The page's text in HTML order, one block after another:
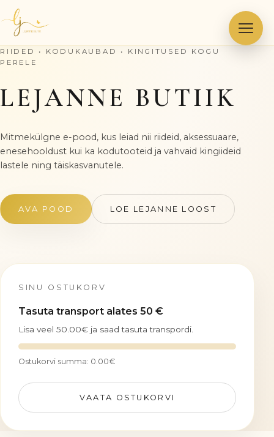
Skip
to
content
RIIDED • KODUKAUBAD • KINGITUSED KOGU
PERELE
LEJANNE BUTIIK
Mitmekülgne e-pood, kus leiad nii riideid, aksessuaare,
enesehooldust kui ka kodutooteid ja vahvaid kingiideid
lastele ning täiskasvanutele.
AVA POOD LOE LEJANNE LOOST
SINU OSTUKORV
Tasuta transport alates 50 €
Lisa veel 50.00€ja saad tasuta transpordi.
Ostukorvi summa: 0.00€
VAATA OSTUKORVI